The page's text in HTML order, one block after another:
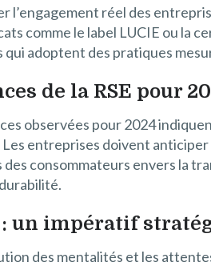
l’engagement réel des
comme le label LUCIE ou la
qui adoptent des pratiques
de la RSE pour
observées pour 2024
entreprises doivent
des consommateurs envers la
: un impératif
des mentalités et les